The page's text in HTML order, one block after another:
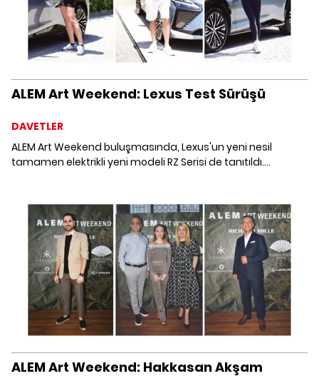
ALEM Art Weekend: Lexus Test Sürüşü
DAVETLER
ALEM Art Weekend buluşmasında, Lexus'un yeni nesil
tamamen elektrikli yeni modeli RZ Serisi de tanıtıldı.
ALEM Art Weekend: Hakkasan Akşam